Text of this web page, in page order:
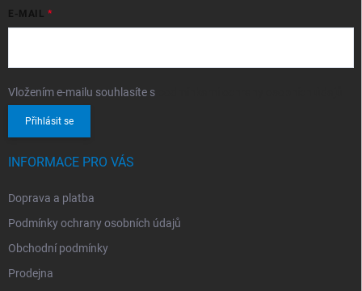
E-MAIL
Vložením e-mailu souhlasíte s
Přihlásit se
INFORMACE PRO VÁS
Doprava a platba
Podmínky ochrany osobních údajů
Obchodní podmínky
Prodejna